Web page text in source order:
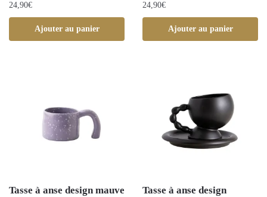
24,90€
Ajouter au panier
24,90€
Ajouter au panier
Tasse à anse design mauve
Tasse à anse design